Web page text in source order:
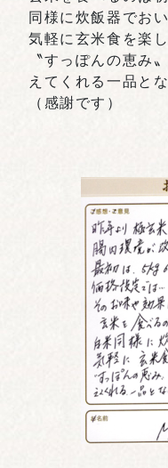
同様に炊飯器でお
気軽に玄米食を楽
〝すっぽんの恵み
えてくれる一品と
（感謝です）